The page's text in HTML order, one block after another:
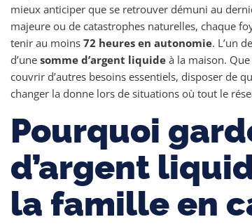
mieux anticiper que se retrouver démuni au
majeure ou de catastrophes naturelles, chaque
tenir au moins 72 heures en autonomie. L’un
d’une somme d’argent liquide à la maison.
couvrir d’autres besoins essentiels, disposer de
changer la donne lors de situations où tout le
Pourquoi
d’argent
la famille en